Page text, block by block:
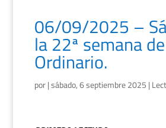
06/09/2025 –
la 22ª semana
Ordinario.
por|sábado, 6 septiembre 2025 |